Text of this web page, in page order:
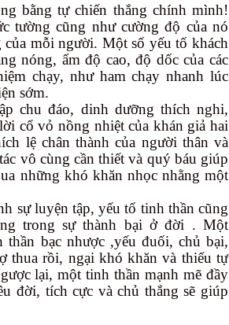
bằng tự chiến thắng chính mình!
tường cũng như cường độ của nó
mỗi người. Một số yếu tố khách
nóng, ẩm độ cao, độ dốc của các
chạy, như ham chạy nhanh lúc
sớm.
chu đáo, dinh dưỡng thích nghi,
cổ vỏ nồng nhiệt của khán giả hai
lệ chân thành của người thân và
vô cùng cần thiết và quý báu giúp
những khó khăn nhọc nhằng một
sự luyện tập, yếu tố tinh thần cũng
trong sự thành bại ở đời . Một
bạc nhược ,yếu đuối, chủ bại,
thua rồi, ngại khó khăn và thiếu tự
lại, một tinh thần mạnh mẽ đầy
đời, tích cực và chủ thắng sẽ giúp